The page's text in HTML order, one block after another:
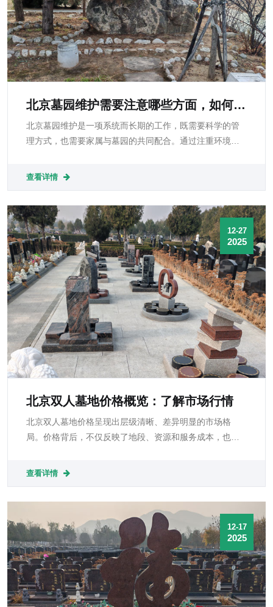
北京墓园维护需要注意哪些方面，如何确
保墓碑的长期保存？
北京墓园维护是一项系统而长期的工作，既需要科学的管
理方式，也需要家属与墓园的共同配合。通过注重环境管
方面，可以有效延长墓碑的使用寿命，保持其庄重、整洁
查看详情
12-27
2025
北京双人墓地价格概览：了解市场行情
北京双人墓地价格呈现出层级清晰、差异明显的市场格
局。价格背后，不仅反映了地段、资源和服务成本，也体
查看详情
12-17
2025